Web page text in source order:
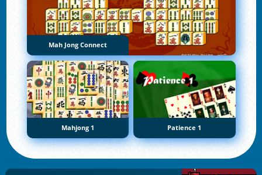
Mah Jong Connect
Mahjong 1 Patience 1